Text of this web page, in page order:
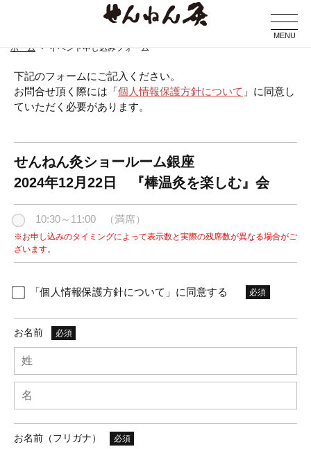
MENU
ホーム イベント申し込みフォーム
下記のフォームにご記入ください。
お問合せ頂く際には「個人情報保護方針について 」に同意し
ていただく必要があります。
せんねん灸ショールーム銀座
2024年12月22日 『棒温灸を楽しむ』会
10:30～11:00 （満席）
※お申し込みのタイミングによって表示数と実際の残席数が異なる場合がご
ざいます。
「個人情報保護方針について」に同意する 必須
お名前 必須
お名前（フリガナ） 必須